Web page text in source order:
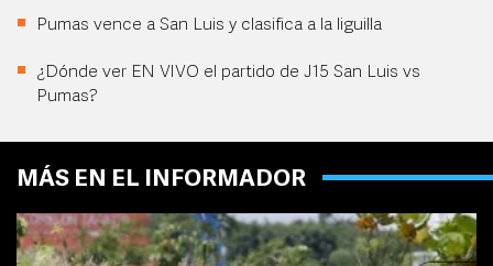
Pumas vence a San Luis y clasifica a la liguilla
¿Dónde ver EN VIVO el partido de J15 San Luis vs
Pumas?
MÁS EN EL INFORMADOR